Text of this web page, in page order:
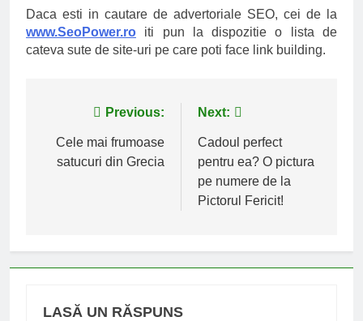
Daca esti in cautare de advertoriale SEO, cei de la
www.SeoPower.ro iti pun la dispozitie o lista de
cateva sute de site-uri pe care poti face link building.
Navigare
în
Previous:
Cele mai frumoase
satucuri din Grecia
Next:
Cadoul perfect
pentru ea? O pictura
pe numere de la
Pictorul Fericit!
LASĂ UN RĂSPUNS